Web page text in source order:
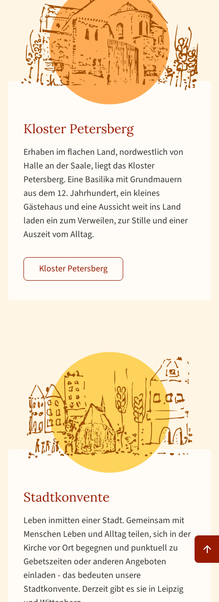
Kloster Petersberg
Erhaben im flachen Land, nordwestlich von
Halle an der Saale, liegt das Kloster
Petersberg. Eine Basilika mit Grundmauern
aus dem 12. Jahrhundert, ein kleines
Gästehaus und eine Aussicht weit ins Land
laden ein zum Verweilen, zur Stille und einer
Auszeit vom Alltag.
Kloster Petersberg
Stadtkonvente
Leben inmitten einer Stadt. Gemeinsam mit
Menschen Leben und Alltag teilen, sich in der
Kirche vor Ort begegnen und punktuell zu
Gebetszeiten oder anderen Angeboten
einladen - das bedeuten unsere
Stadtkonvente. Derzeit gibt es sie in Leipzig
Zum